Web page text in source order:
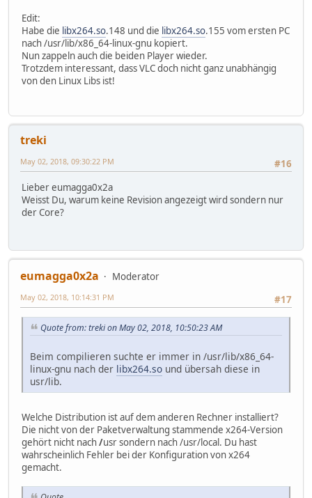
Edit:
Habe die libx264.so.148 und die libx264.so.155 vom ersten PC
nach /usr/lib/x86_64-linux-gnu kopiert.
Nun zappeln auch die beiden Player wieder.
Trotzdem interessant, dass VLC doch nicht ganz unabhängig
von den Linux Libs ist!
treki
#16
May 02, 2018, 09:30:22 PM
Lieber eumagga0x2a
Weisst Du, warum keine Revision angezeigt wird sondern nur
der Core?
eumagga0x2a
Moderator
#17
May 02, 2018, 10:14:31 PM
Quote from: treki on May 02, 2018, 10:50:23 AM
Beim compilieren suchte er immer in /usr/lib/x86_64-
linux-gnu nach der libx264.so und übersah diese in
usr/lib.
Welche Distribution ist auf dem anderen Rechner installiert?
Die nicht von der Paketverwaltung stammende x264-Version
gehört nicht nach/usr sondern nach /usr/local. Du hast
wahrscheinlich Fehler bei der Konfiguration von x264
gemacht.